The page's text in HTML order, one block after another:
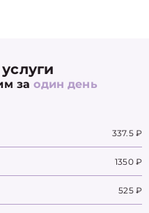
заодин день
337.5 ₽
1350 ₽
525 ₽